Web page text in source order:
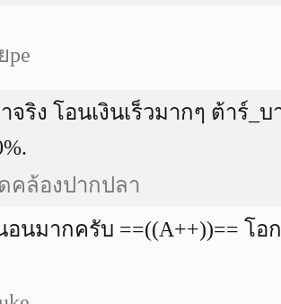
pe
จริง โอนเงินเร็วมากๆ ต้าร์_
คล้องปากปลา
อนมากครับ ==((A++))== โ